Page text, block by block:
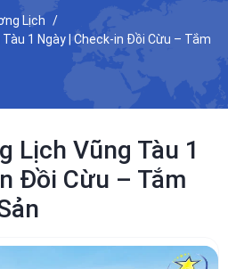
Lịch
1 Ngày | Check-in Đồi Cừu – Tắm
Lịch Vũng Tàu 1
Đồi Cừu – Tắm